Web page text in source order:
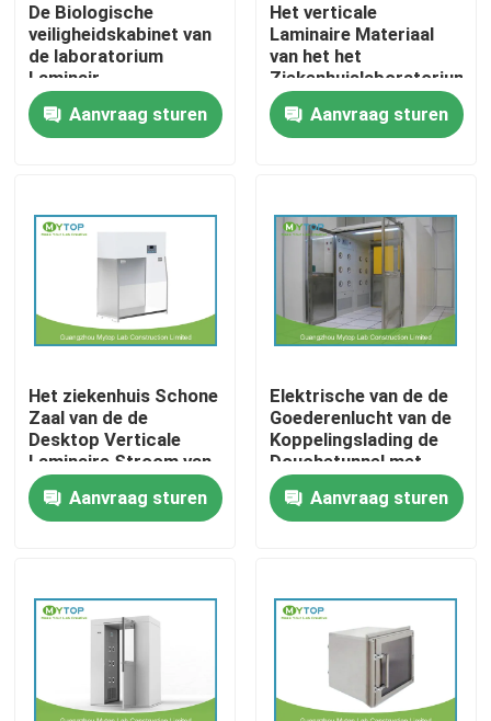
Huis
Ongeveer ons
Fabrieksreis
Modern Laboratoriummeubilair
Universitair Laboratoriummeubilair
Het Meubilair van het wetenschapslaboratorium
Het Meubilair van het metaallaboratorium
De Biologische
veiligheidskabinet van
de laboratorium
Laminair
Stroom/Laminaire
Stroombank voor
Schone Zaal
Aanvraag sturen
Het verticale
Laminaire Materiaal
van het het
Ziekenhuislaboratorium
van het Stroomkabinet
met Zijglasvenster
Aanvraag sturen
Het ziekenhuis Schone
Zaal van de de
Desktop Verticale
Laminaire Stroom van
het
Laboratoriummateriaal
de Kapklasse 100
Aanvraag sturen
Elektrische van de de
Goederenlucht van de
Koppelingslading de
Douchetunnel met
Dubbele Deuren voor
Cleanroom
Aanvraag sturen